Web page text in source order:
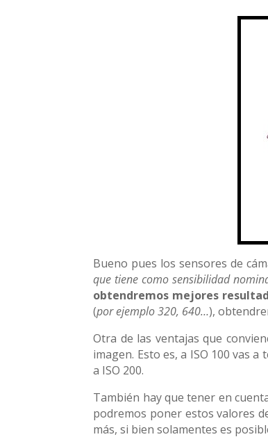
Bueno pues los sensores de
que tiene como sensibilidad
obtendremos mejores
(por ejemplo 320, 640…),
Otra de las ventajas que
imagen. Esto es, a ISO 100 vas
a ISO 200.
También hay que tener en
podremos poner estos valores
más, si bien solamentes es